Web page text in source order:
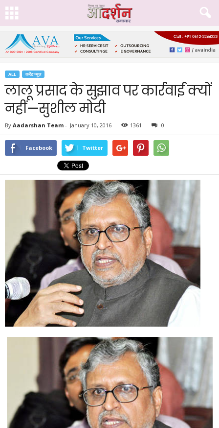
ALL करेंट न्यूज़
लालू प्रसाद के सुझाव पर कार्रवाई क्यों
नहीं—सुशील मोदी
By Aadarshan Team - January 10, 2016 1361 0
Facebook Twitter